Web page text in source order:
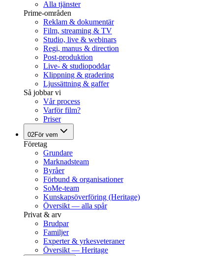
Alla tjänster
Prime-områden
Reklam & dokumentär
Film, streaming & TV
Studio, live & webinars
Regi, manus & direction
Post-produktion
Live- & studiopoddar
Klippning & gradering
Ljussättning & gaffer
Så jobbar vi
Vår process
Varför film?
Priser
02För vem
Företag
Grundare
Marknadsteam
Byråer
Förbund & organisationer
SoMe-team
Kunskapsöverföring (Heritage)
Översikt — alla spår
Privat & arv
Brudpar
Familjer
Experter & yrkesveteraner
Översikt — Heritage